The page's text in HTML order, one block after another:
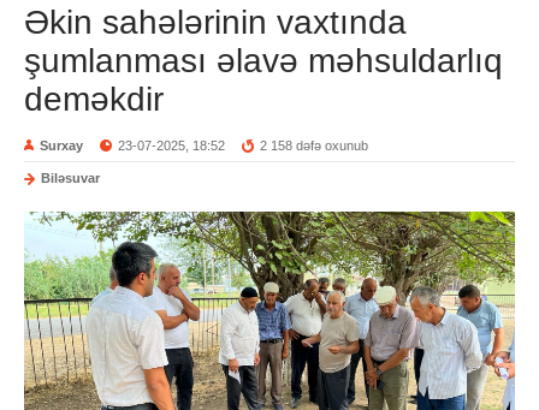
Əkin sahələrinin vaxtında
şumlanması əlavə məhsuldarlıq
deməkdir
Surxay 23-07-2025, 18:52 2 158 dəfə oxunub
Biləsuvar